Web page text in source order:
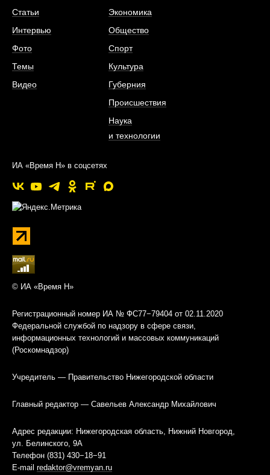
Статьи
Интервью
Фото
Темы
Видео
Экономика
Общество
Спорт
Культура
Губерния
Происшествия
Наука
и технологии
ИА «Время Н» в соцсетях
© ИА «Время Н»
Регистрационный номер ИА № ФС77−79404 от 02.11.2020
Федеральной службой по надзору в сфере связи,
информационных технологий и массовых коммуникаций
(Роскомнадзор)
Учредитель — Правительство Нижегородской области
Главный редактор — Савельев Александр Михайлович
Адрес редакции: Нижегородская область, Нижний Новгород,
ул. Белинского, 9А
Телефон (831) 430−18−91
E-mail redaktor@vremyan.ru